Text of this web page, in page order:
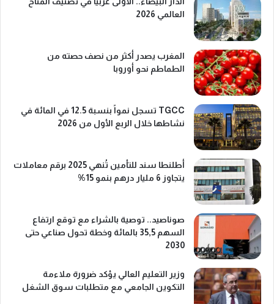
العالمي 2026
المغرب يصدر أكثر من نصف حصته من
الطماطم نحو أوروبا
TGCC تسجل نمواً بنسبة 12.5 في المائة في
نشاطها خلال الربع الأول من 2026
أطلنطا سند للتأمين تُنهي 2025 برقم معاملات
يتجاوز 6 مليار درهم بنمو 15%
صوناصيد.. توصية بالشراء مع توقع ارتفاع
السهم 35,5 بالمائة وخطة تحول صناعي حتى
2030
وزير التعليم العالي يؤكد ضرورة ملاءمة
التكوين الجامعي مع متطلبات سوق الشغل